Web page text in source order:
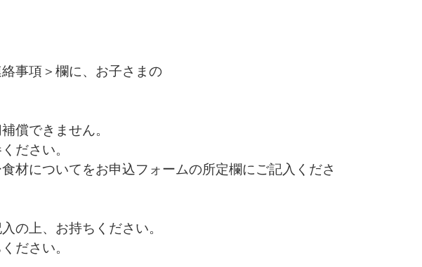
事項＞欄に、お子さまの
償できません。
ださい。
材についてをお申込フォームの所定欄にご記入くださ
の上、お持ちください。
ださい。